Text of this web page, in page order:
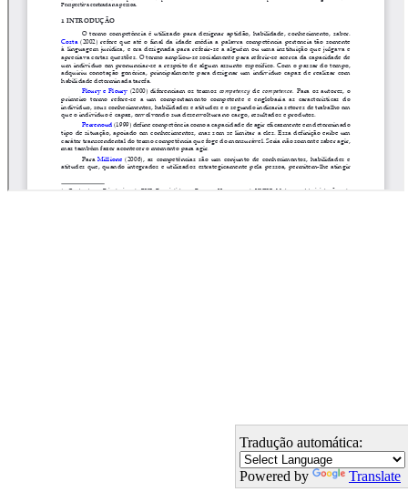
Tradução automática:
Powered by Translate